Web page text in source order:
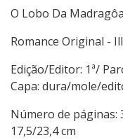
O Lobo Da
Romance Original -
Edição/Editor: 1ª/
Capa: dura/mole/
Número de
17,5/23,4 cm